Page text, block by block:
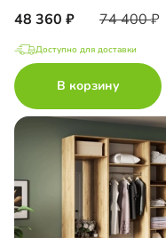
48 360 74 400
Доступно для доставки
В корзину